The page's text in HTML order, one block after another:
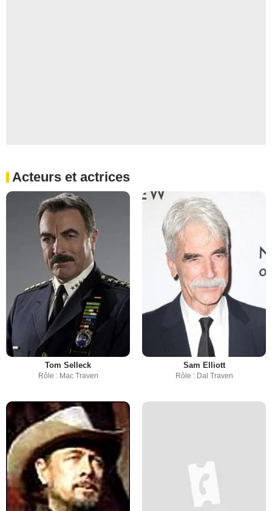
Acteurs et actrices
Tom Selleck
Rôle : Mac Traven
Sam Elliott
Rôle : Dal Traven